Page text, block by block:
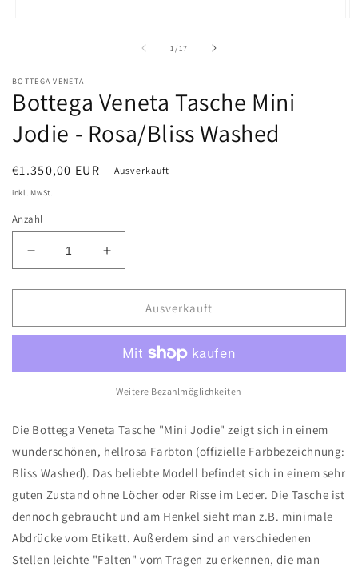
1 /von
17
BOTTEGA VENETA
Bottega Veneta Tasche Mini
Jodie - Rosa/Bliss Washed
Normaler
Preis
€1.350,00 EUR Ausverkauft
inkl. MwSt.
Anzahl
Verringere
die
Menge
Bottega
Mini
Rosa/Bliss
Washed
Erhöhe
die
Menge
Bottega
Tasche
Mini
Jodie
Rosa/Bliss
Ausverkauft
Weitere Bezahlmöglichkeiten
Die Bottega Veneta Tasche "Mini Jodie" zeigt sich in einem
wunderschönen, hellrosa Farbton (offizielle Farbbezeichnung:
Bliss Washed). Das beliebte Modell befindet sich in einem sehr
guten Zustand ohne Löcher oder Risse im Leder. Die Tasche ist
dennoch gebraucht und am Henkel sieht man z.B. minimale
Abdrücke vom Etikett. Außerdem sind an verschiedenen
Stellen leichte "Falten" vom Tragen zu erkennen, die man